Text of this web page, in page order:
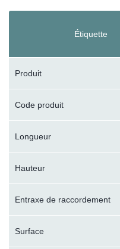
Étiquette
Produit
Code produit
Longueur
Hauteur
Entraxe de raccordement
Surface